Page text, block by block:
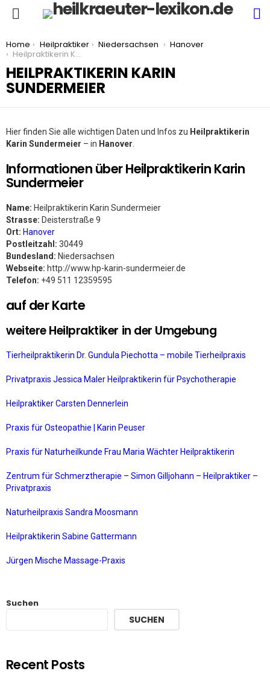
You are here:
Home Heilpraktiker Niedersachsen
Hanover
Heilpraktikerin Karin Sundermeier
HEILPRAKTIKERIN KARIN
SUNDERMEIER
Hier finden Sie alle wichtigen Daten und Infos zu Heilpraktikerin
Karin Sundermeier – in Hanover
Informationen über Heilpraktikerin Karin
Sundermeier
Name: Heilpraktikerin Karin Sundermeier
Strasse: Deisterstraße 9
Ort: Hanover
Postleitzahl: 30449
Bundesland: Niedersachsen
Webseite: http://www.hp-karin-sundermeier.de
Telefon: +49 511 12359595
auf der Karte
weitere Heilpraktiker in der Umgebung
Tierheilpraktikerin Dr. Gundula Piechotta – mobile Tierheilpraxis
Privatpraxis Jessica Maler Heilpraktikerin für Psychotherapie
Heilpraktiker Carsten Dennerlein
Praxis für Osteopathie | Karin Peuser
Praxis für Naturheilkunde Frau Maria Wächter Heilpraktikerin
Zentrum für Schmerztherapie – Simon Gilljohann – Heilpraktiker –
Privatpraxis
Naturheilpraxis Sandra Moosmann
Heilpraktikerin Sabine Gattermann
Jürgen Mische Massage-Praxis
Suchen
SUCHEN
Recent Posts